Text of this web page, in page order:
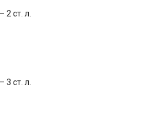
2 ст. л.
3 ст. л.